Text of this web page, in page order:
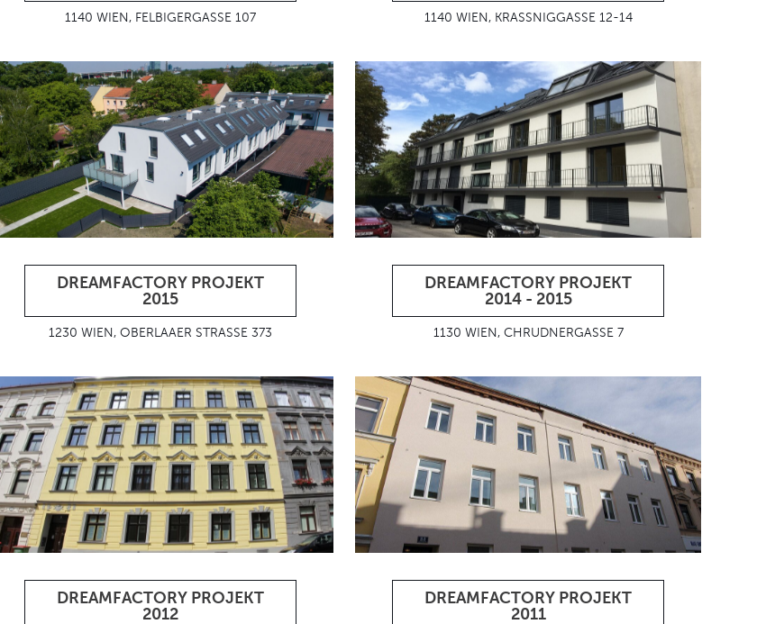
1140 WIEN, FELBIGERGASSE 107 1140 WIEN, KRASSNIGGASSE 12-14
DREAMFACTORY PROJEKT
2015
1230 WIEN, OBERLAAER STRASSE 373
DREAMFACTORY PROJEKT
2014 - 2015
1130 WIEN, CHRUDNERGASSE 7
DREAMFACTORY PROJEKT
2012
DREAMFACTORY PROJEKT
2011